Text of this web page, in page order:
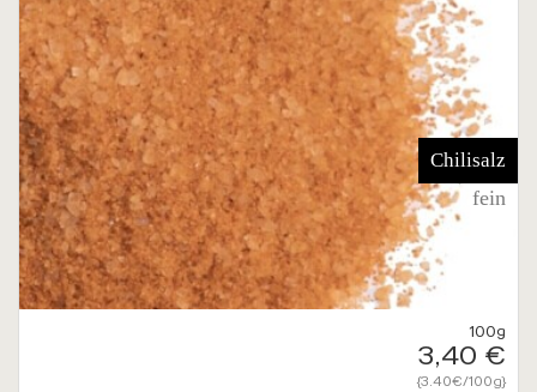
Chilisalz
fein
100g
3,40 €
{3.40€/100g}